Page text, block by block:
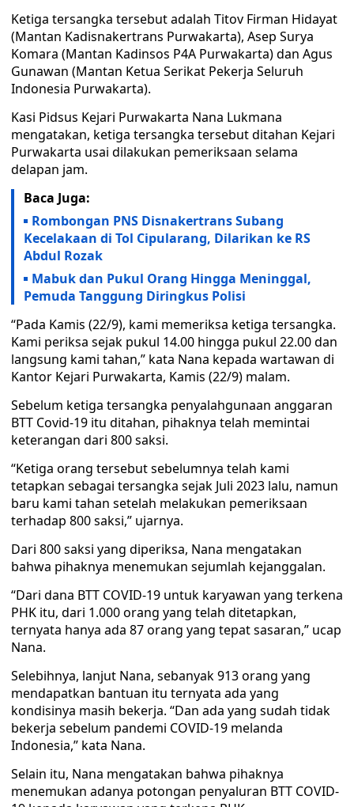
Ketiga tersangka tersebut adalah Titov Firman Hidayat
(Mantan Kadisnakertrans Purwakarta), Asep Surya
Komara (Mantan Kadinsos P4A Purwakarta) dan Agus
Gunawan (Mantan Ketua Serikat Pekerja Seluruh
Indonesia Purwakarta).
Kasi Pidsus Kejari Purwakarta Nana Lukmana
mengatakan, ketiga tersangka tersebut ditahan Kejari
Purwakarta usai dilakukan pemeriksaan selama
delapan jam.
Baca Juga:
Rombongan PNS Disnakertrans Subang
Kecelakaan di Tol Cipularang, Dilarikan ke RS
Abdul Rozak
Mabuk dan Pukul Orang Hingga Meninggal,
Pemuda Tanggung Diringkus Polisi
“Pada Kamis (22/9), kami memeriksa ketiga tersangka.
Kami periksa sejak pukul 14.00 hingga pukul 22.00 dan
langsung kami tahan,” kata Nana kepada wartawan di
Kantor Kejari Purwakarta, Kamis (22/9) malam.
Sebelum ketiga tersangka penyalahgunaan anggaran
BTT Covid-19 itu ditahan, pihaknya telah memintai
keterangan dari 800 saksi.
“Ketiga orang tersebut sebelumnya telah kami
tetapkan sebagai tersangka sejak Juli 2023 lalu, namun
baru kami tahan setelah melakukan pemeriksaan
terhadap 800 saksi,” ujarnya.
Dari 800 saksi yang diperiksa, Nana mengatakan
bahwa pihaknya menemukan sejumlah kejanggalan.
“Dari dana BTT COVID-19 untuk karyawan yang terkena
PHK itu, dari 1.000 orang yang telah ditetapkan,
ternyata hanya ada 87 orang yang tepat sasaran,” ucap
Nana.
Selebihnya, lanjut Nana, sebanyak 913 orang yang
mendapatkan bantuan itu ternyata ada yang
kondisinya masih bekerja. “Dan ada yang sudah tidak
bekerja sebelum pandemi COVID-19 melanda
Indonesia,” kata Nana.
Selain itu, Nana mengatakan bahwa pihaknya
menemukan adanya potongan penyaluran BTT COVID-